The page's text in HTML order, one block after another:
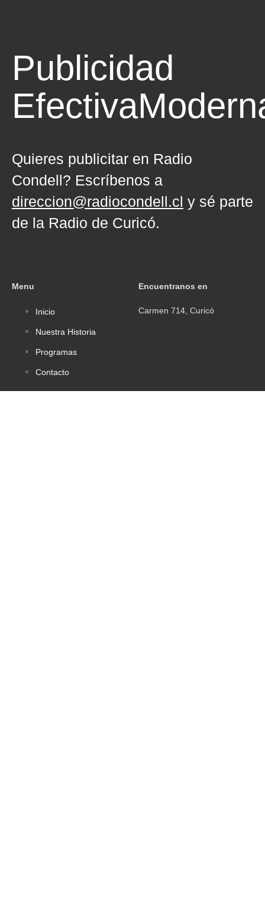
Publicidad
Efectiva
Quieres publicitar en Radio
Condell? Escríbenos a
direccion@radiocondell.cl y sé parte
de la Radio de Curicó.
Menu
Inicio
Nuestra Historia
Programas
Contacto
Encuentranos en
Carmen 714, Curicó